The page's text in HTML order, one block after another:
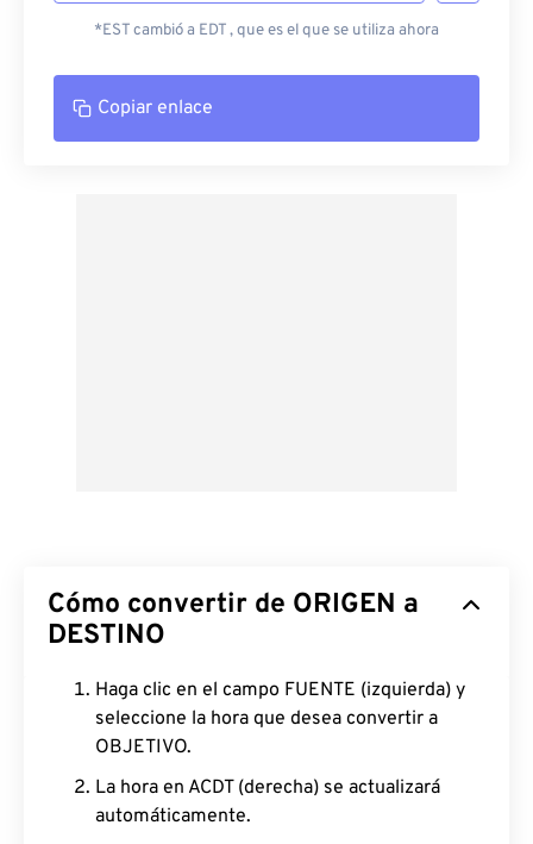
*EST cambió a EDT , que es el que se utiliza ahora
Copiar enlace
Cómo convertir de ORIGEN a
DESTINO
Haga clic en el campo FUENTE (izquierda) y
seleccione la hora que desea convertir a
OBJETIVO.
La hora en ACDT (derecha) se actualizará
automáticamente.